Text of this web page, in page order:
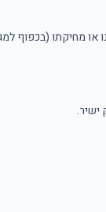
או מחיקתו (בכפוף